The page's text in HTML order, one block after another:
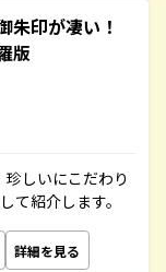
朱印が凄い！
版
珍しいにこだわり
て紹介します。
詳細を見る